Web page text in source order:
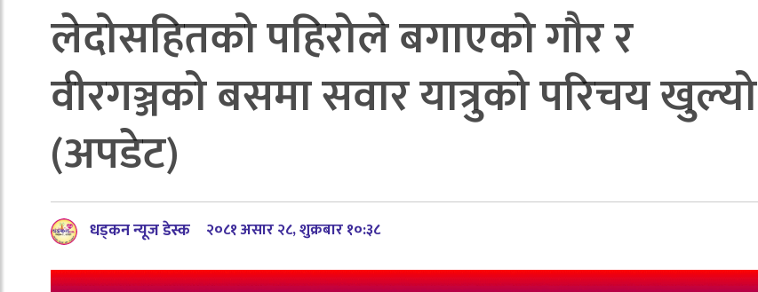
लेदोसहितको पहिरोले बगाएको गौर र
वीरगञ्जको बसमा सवार यात्रुको परिचय खुल्यो
(अपडेट)
धड्कन न्यूज डेस्क २०८१ असार २८, शुक्रबार १०:३८